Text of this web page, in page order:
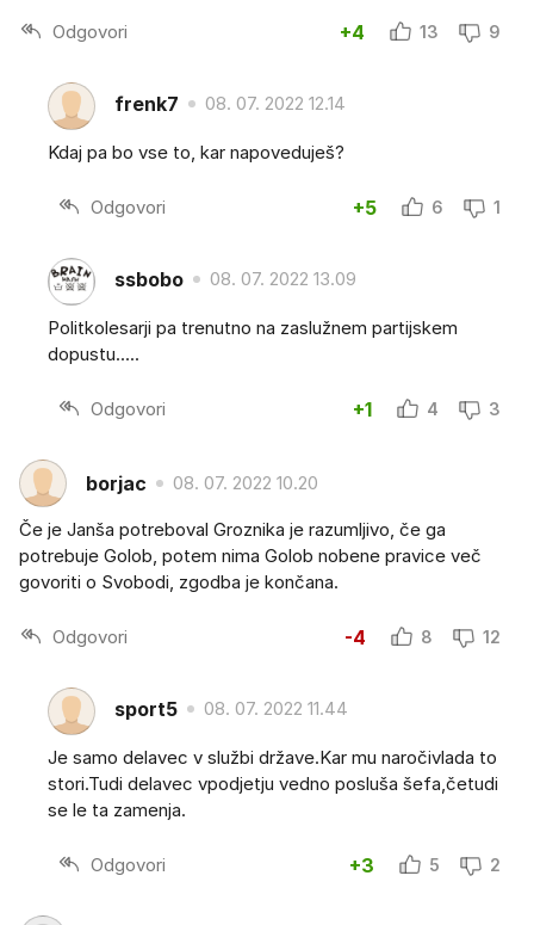
Odgovori +4 13 9
frenk7 08. 07. 2022 12.14
Kdaj pa bo vse to, kar napoveduješ?
Odgovori +5 6 1
ssbobo 08. 07. 2022 13.09
Politkolesarji pa trenutno na zaslužnem partijskem
dopustu.....
Odgovori +1 4 3
borjac 08. 07. 2022 10.20
Če je Janša potreboval Groznika je razumljivo, če ga
potrebuje Golob, potem nima Golob nobene pravice več
govoriti o Svobodi, zgodba je končana.
Odgovori -4 8 12
sport5 08. 07. 2022 11.44
Je samo delavec v službi države.Kar mu naročivlada to
stori.Tudi delavec vpodjetju vedno posluša šefa,četudi
se le ta zamenja.
Odgovori +3 5 2